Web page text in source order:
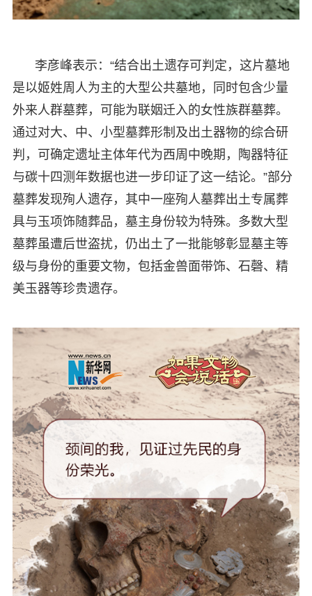
李彦峰表示：“结合出土遗存可判定，这片墓地
是以姬姓周人为主的大型公共墓地，同时包含少量
外来人群墓葬，可能为联姻迁入的女性族群墓葬。
通过对大、中、小型墓葬形制及出土器物的综合研
判，可确定遗址主体年代为西周中晚期，陶器特征
与碳十四测年数据也进一步印证了这一结论。”部分
墓葬发现殉人遗存，其中一座殉人墓葬出土专属葬
具与玉项饰随葬品，墓主身份较为特殊。多数大型
墓葬虽遭后世盗扰，仍出土了一批能够彰显墓主等
级与身份的重要文物，包括金兽面带饰、石磬、精
美玉器等珍贵遗存。